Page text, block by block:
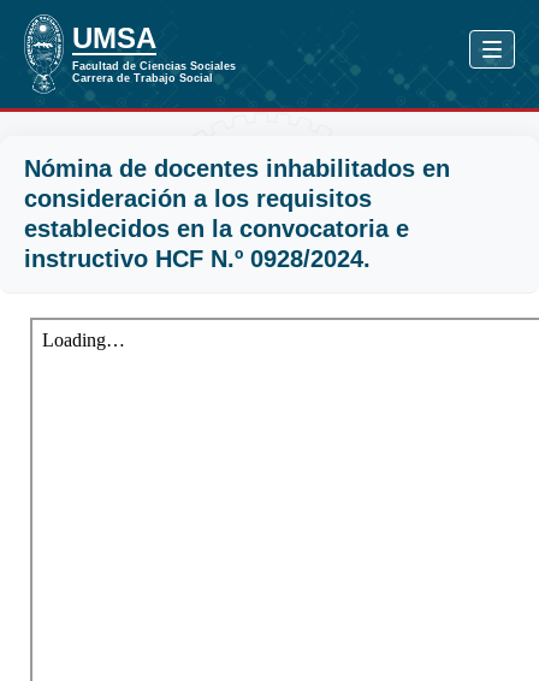
Nómina de docentes inhabilitados en
consideración a los requisitos
establecidos en la convocatoria e
instructivo HCF N.º 0928/2024.